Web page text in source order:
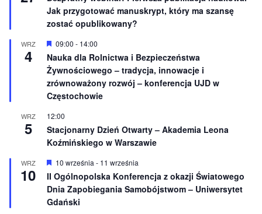
n
e
ó
ż
n
i
o
n
e
Jak przygotować manuskrypt, który ma szansę
zostać opublikowany?
WRZ
4
W
r
ó
ż
n
i
n
e
09:00 - 14:00
Nauka dla Rolnictwa i Bezpieczeństwa
Żywnościowego – tradycja, innowacje i
zrównoważony rozwój – konferencja UJD w
Częstochowie
WRZ
5
12:00
Stacjonarny Dzień Otwarty – Akademia Leona
Koźmińskiego w Warszawie
WRZ
10
W
y
r
ó
ż
n
10 września - 11 września
II Ogólnopolska Konferencja z okazji Światowego
Dnia Zapobiegania Samobójstwom – Uniwersytet
Gdański